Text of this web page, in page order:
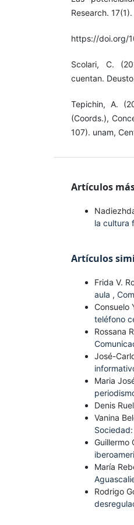
Research. 17(1).
https://doi.org/
Scolari, C.
cuentan.
Tepichin, A.
(Coords.),
107). unam,
Artículos
la cultura
Artículos
Frida V.
aula ,
Consuelo
teléfono
Rossana
José-
Maria
Denis
Vanina
Guillermo
María
Rodrigo